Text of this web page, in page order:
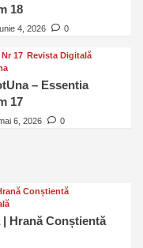
18
4, 2026 0
17 Revista Digitală
– Essentia
17
6, 2026 0
Conștientă
Hrană Conștientă